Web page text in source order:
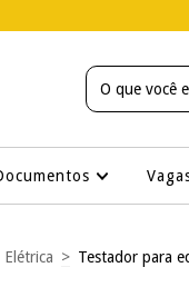
> Testador para